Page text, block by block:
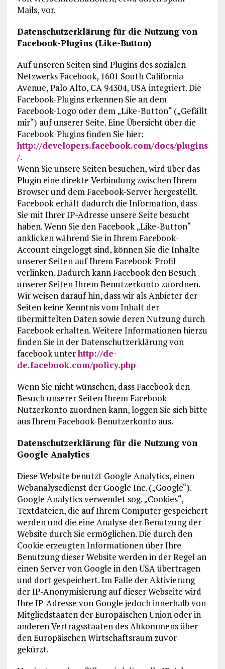
Mails, vor.
Datenschutzerklärung für die Nutzung von
Facebook-Plugins (Like-Button)
Auf unseren Seiten sind Plugins des sozialen
Netzwerks Facebook, 1601 South California
Avenue, Palo Alto, CA 94304, USA integriert. Die
Facebook-Plugins erkennen Sie an dem
Facebook-Logo oder dem „Like-Button“ („Gefällt
mir“) auf unserer Seite. Eine Übersicht über die
Facebook-Plugins finden Sie hier:
http://developers.facebook.com/docs/plugins
/.
Wenn Sie unsere Seiten besuchen, wird über das
Plugin eine direkte Verbindung zwischen Ihrem
Browser und dem Facebook-Server hergestellt.
Facebook erhält dadurch die Information, dass
Sie mit Ihrer IP-Adresse unsere Seite besucht
haben. Wenn Sie den Facebook „Like-Button“
anklicken während Sie in Ihrem Facebook-
Account eingeloggt sind, können Sie die Inhalte
unserer Seiten auf Ihrem Facebook-Profil
verlinken. Dadurch kann Facebook den Besuch
unserer Seiten Ihrem Benutzerkonto zuordnen.
Wir weisen darauf hin, dass wir als Anbieter der
Seiten keine Kenntnis vom Inhalt der
übermittelten Daten sowie deren Nutzung durch
Facebook erhalten. Weitere Informationen hierzu
finden Sie in der Datenschutzerklärung von
facebook unterhttp://de-
de.facebook.com/policy.php
Wenn Sie nicht wünschen, dass Facebook den
Besuch unserer Seiten Ihrem Facebook-
Nutzerkonto zuordnen kann, loggen Sie sich bitte
aus Ihrem Facebook-Benutzerkonto aus.
Datenschutzerklärung für die Nutzung von
Google Analytics
Diese Website benutzt Google Analytics, einen
Webanalysedienst der Google Inc. („Google“).
Google Analytics verwendet sog. „Cookies“,
Textdateien, die auf Ihrem Computer gespeichert
werden und die eine Analyse der Benutzung der
Website durch Sie ermöglichen. Die durch den
Cookie erzeugten Informationen über Ihre
Benutzung dieser Website werden in der Regel an
einen Server von Google in den USA übertragen
und dort gespeichert. Im Falle der Aktivierung
der IP-Anonymisierung auf dieser Webseite wird
Ihre IP-Adresse von Google jedoch innerhalb von
Mitgliedstaaten der Europäischen Union oder in
anderen Vertragsstaaten des Abkommens über
den Europäischen Wirtschaftsraum zuvor
gekürzt.